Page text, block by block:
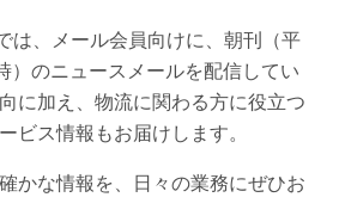
は、メール会員向けに、朝刊（平
）のニュースメールを配信してい
に加え、物流に関わる方に役立つ
ビス情報もお届けします。
かな情報を、日々の業務にぜひお